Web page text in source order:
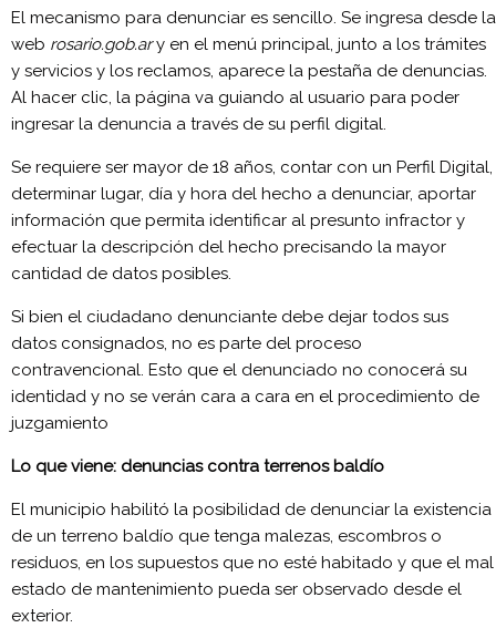
El mecanismo para denunciar es sencillo. Se ingresa desde la
web rosario.gob.ary en el menú principal, junto a los trámites
y servicios y los reclamos, aparece la pestaña de denuncias.
Al hacer clic, la página va guiando al usuario para poder
ingresar la denuncia a través de su perfil digital.
Se requiere ser mayor de 18 años, contar con un Perfil Digital,
determinar lugar, día y hora del hecho a denunciar, aportar
información que permita identificar al presunto infractor y
efectuar la descripción del hecho precisando la mayor
cantidad de datos posibles.
Si bien el ciudadano denunciante debe dejar todos sus
datos consignados, no es parte del proceso
contravencional. Esto que el denunciado no conocerá su
identidad y no se verán cara a cara en el procedimiento de
juzgamiento
Lo que viene: denuncias contra terrenos baldío
El municipio habilitó la posibilidad de denunciar la existencia
de un terreno baldío que tenga malezas, escombros o
residuos, en los supuestos que no esté habitado y que el mal
estado de mantenimiento pueda ser observado desde el
exterior.